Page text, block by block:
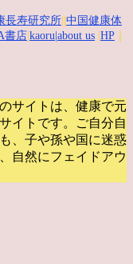
長寿研究所 中国健康体
書店 kaoru |about us HP
サイトは、健康で元
イトです。
ご自分自
、子や孫や国に迷惑
自然にフェイドアウ